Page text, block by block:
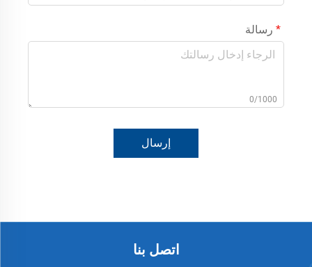
رسالة
0/1000
إرسال
اتصل بنا